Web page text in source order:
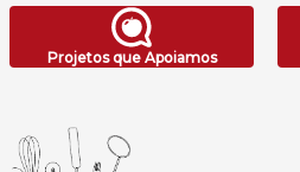
Projetos que Apoiamos